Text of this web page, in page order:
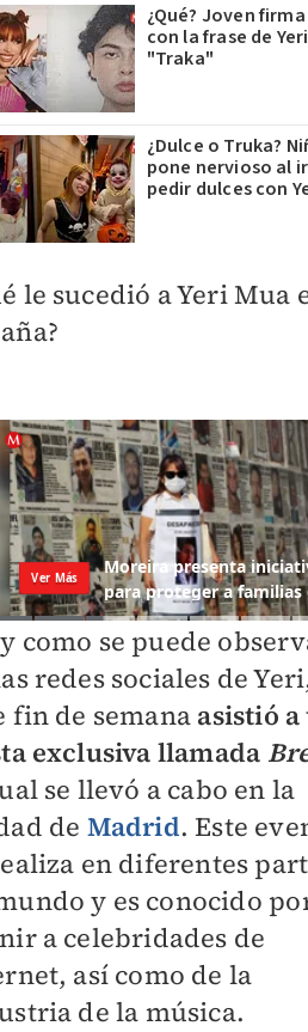
¿Qué? Joven firma
con la frase de
"Traka"
¿Dulce o Truka?
pone nervioso al
pedir dulces con
le sucedió a Yeri Mua
como se puede
redes sociales de
fin de semanaasistió a
exclusiva llamada
se llevó a cabo en la
de Madrid. Este
en diferentes
y es conocido
a celebridades de
así como de la
de la música.